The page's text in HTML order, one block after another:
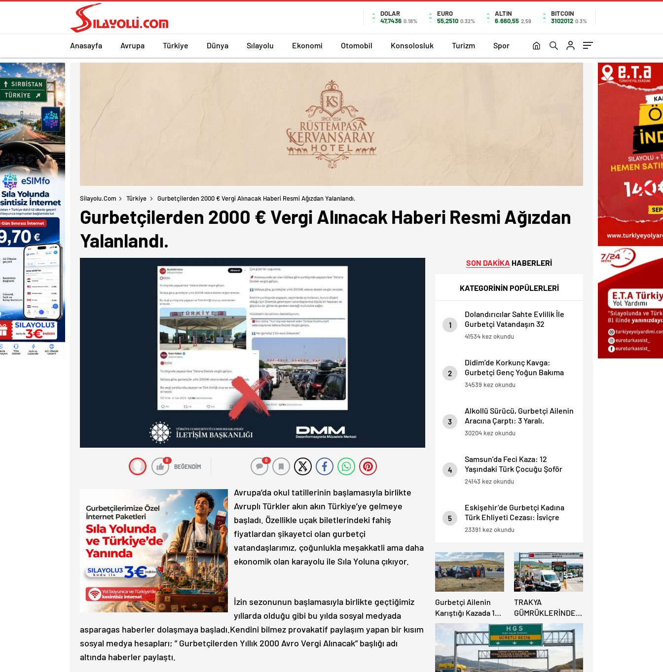
DOLAR
47,7436 0.18%
EURO
55,2510 0.32%
ALTIN
6.660,55 2,59
BITCOIN
3102012 0.3%
Anasayfa Avrupa Türkiye Dünya Sılayolu Ekonomi Otomobil Konsolosluk Turizm Spor
Silayolu.com Türkiye Gurbetçilerden 2000 € Vergi Alınacak Haberi Resmi Ağızdan Yalanlandı.
Gurbetçilerden 2000 € Vergi Alınacak Haberi Resmi Ağızdan
Yalanlandı.
0
BEĞENDİM
0
Avrupa’da okul tatillerinin başlamasıyla birlikte
Avruplı Türkler akın akın Türkiye’ye gelmeye
başladı. Özellikle uçak biletlerindeki fahiş
fiyatlardan şikayetci olan gurbetçi
vatandaşlarımız, çoğunlukla meşakkatli ama daha
ekonomik olan karayolu ile Sıla Yoluna çıkıyor.
İzin sezonunun başlamasıyla birlikte geçtiğimiz
yıllarda olduğu gibi bu yılda sosyal medyada
asparagas haberler dolaşmaya başladı.Kendini bilmez provakatif paylaşım yapan bir kısım
sosyal medya hesapları; ” Gurbetçilerden Yıllık 2000 Avro Vergi Alınacak” başlığı adı
altında haberler paylaştı.
SON DAKİKA HABERLERİ
KATEGORİNİN POPÜLERLERİ
1
Dolandırıcılar Sahte Evlilik İle
Gurbetçi Vatandaşın 32
Dairesini Elinden Aldılar.
41534 kez okundu
2
Didim’de Korkunç Kavga:
Gurbetçi Genç Yoğun Bakıma
Alındı.
34539 kez okundu
3
Alkollü Sürücü, Gurbetçi Ailenin
Aracına Çarptı: 3 Yaralı.
30204 kez okundu
4
Samsun’da Feci Kaza: 12
Yaşındaki Türk Çocuğu Şoför
Hayatını Kaybetti, 3 Yaralı.
24143 kez okundu
5
Eskişehir’de Gurbetçi Kadına
Türk Ehliyeti Cezası: İsviçre
Ehliyeti Kabul Edilmedi.
23391 kez okundu
Gurbetçi Ailenin
Karıştığı Kazada 1
Kişi Hayatını
Kaybederken, 7 kişi
Yaralandı.
TRAKYA
GÜMRÜKLERİNDE
BÜYÜK
RAHATLAMA:
DEREKÖY HAFİF
TİCARİ ARAÇLARA
AÇILIYOR!